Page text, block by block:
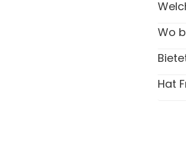
Wo
Hat